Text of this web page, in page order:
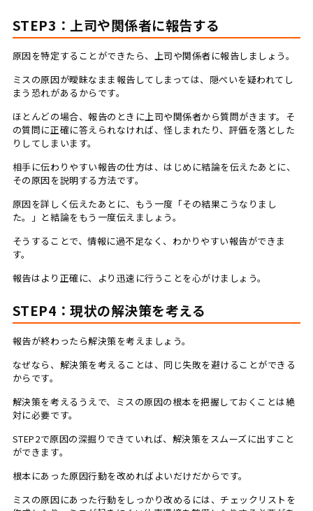
STEP3：上司や関係者に報告する
原因を特定することができたら、上司や関係者に報告しましょう。
ミスの原因が曖昧なまま報告してしまっては、隠ぺいを疑われてし
まう恐れがあるからです。
ほとんどの場合、報告のときに上司や関係者から質問がきます。そ
の質問に正確に答えられなければ、怪しまれたり、評価を落とした
りしてしまいます。
相手に伝わりやすい報告の仕方は、はじめに結論を伝えたあとに、
その原因を説明する方法です。
原因を詳しく伝えたあとに、もう一度「その結果こうなりまし
た。」と結論をもう一度伝えましょう。
そうすることで、情報に過不足なく、わかりやすい報告ができま
す。
報告はより正確に、より迅速に行うことを心がけましょう。
STEP4：現状の解決策を考える
報告が終わったら解決策を考えましょう。
なぜなら、解決策を考えることは、同じ失敗を避けることができる
からです。
解決策を考えるうえで、ミスの原因の根本を把握しておくことは絶
対に必要です。
STEP2で原因の深掘りできていれば、解決策をスムーズに出すこと
ができます。
根本にあった原因行動を改めればよいだけだからです。
ミスの原因にあった行動をしっかり改めるには、チェックリストを